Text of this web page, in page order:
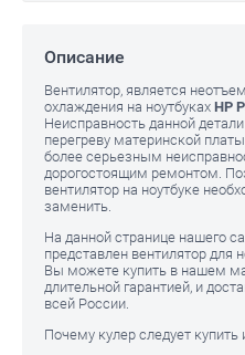
Описание
Вентилятор, является
охлаждения на ноутбуках HP
Неисправность данной
перегреву материнской
более серьезным
дорогостоящим ремонтом.
вентилятор на ноутбуке
заменить.
На данной странице нашего
представлен вентилятор для
Вы можете купить в нашем
длительной гарантией, и
всей России.
Почему кулер следует купить